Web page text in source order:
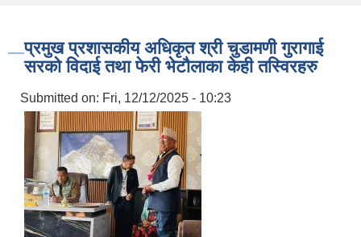
प्रमुख प्रशासकीय अधिकृत श्री चुडामणी गुरागाई
सरको विदाई तथा फेरी भेटौलाका केही तस्विरहरु
Submitted on: Fri, 12/12/2025 - 10:23